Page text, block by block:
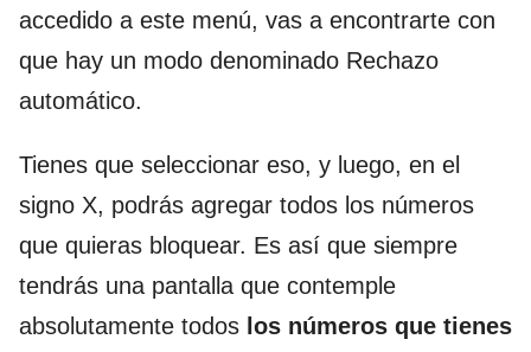
accedido a este menú, vas a encontrarte con
que hay un modo denominado Rechazo
automático.
Tienes que seleccionar eso, y luego, en el
signo X, podrás agregar todos los números
que quieras bloquear. Es así que siempre
tendrás una pantalla que contemple
absolutamente todos los números que tienes